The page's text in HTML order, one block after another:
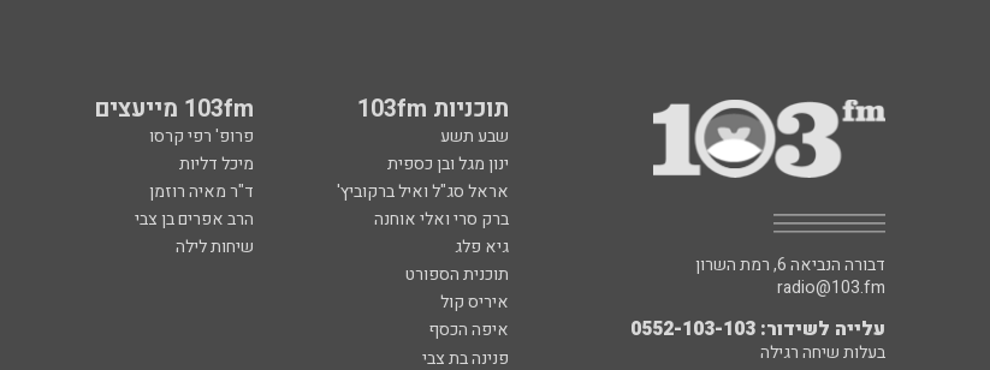
תוכניות 103fm 103fm מייעצים
שבע תשע פרופ' רפי קרסו
ינון מגל ובן כספית
מיכל דליות
אראל סג"ל ואיל ברקוביץ'
ד"ר מאיה רוזמן
ברק סרי ואלי אוחנה
הרב אפרים בן צבי
גיא פלג
שיחות לילה
תוכנית הספורט
איריס קול
איפה הכסף
פנינה בת צבי
דבורה הנביאה 6, רמת השרון
radio@103.fm
עלייה לשידור: 0552-103-103
בעלות שיחה רגילה